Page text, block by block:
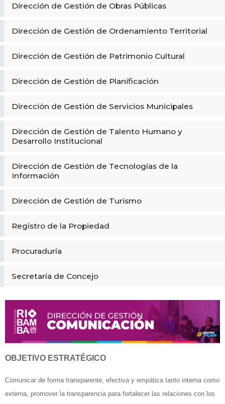
Dirección de Gestión de Obras Públicas
Dirección de Gestión de Ordenamiento Territorial
Dirección de Gestión de Patrimonio Cultural
Dirección de Gestión de Planificación
Dirección de Gestión de Servicios Municipales
Dirección de Gestión de Talento Humano y
Desarrollo Institucional
Dirección de Gestión de Tecnologías de la
Información
Dirección de Gestión de Turismo
Registro de la Propiedad
Procuraduría
Secretaría de Concejo
OBJETIVO ESTRATÉGICO
Comunicar de forma transparente, efectiva y empática tanto interna como
externa, promover la transparencia para fortalecer las relaciones con los